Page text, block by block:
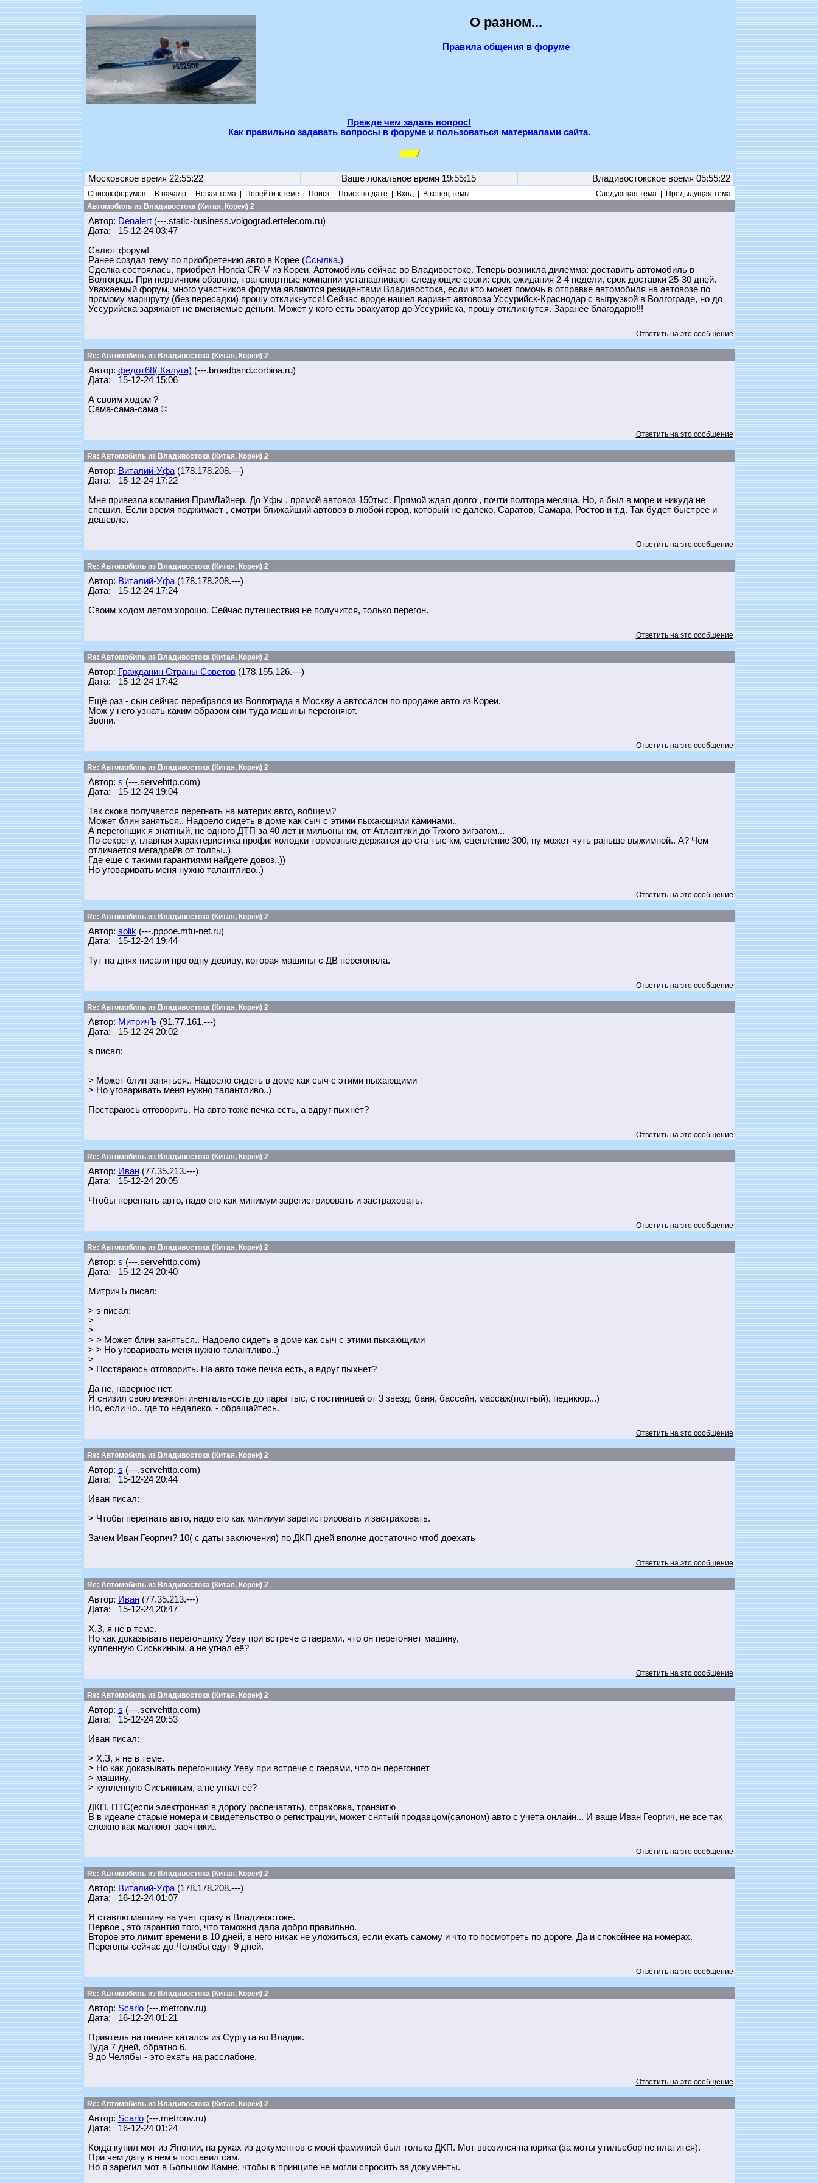
О разном...
Правила общения в форуме
Прежде чем задать вопрос!
Как правильно задавать вопросы в форуме и пользоваться материалами сайта.
Московское время 22:55:22 Ваше локальное время 19:55:15 Владивостокское время 05:55:22
Список форумов| В начало| Новая тема| Перейти к теме Поиск| Поиск по дате Вход| В конец темы Следующая тема|
Предыдущая тема
Автомобиль из Владивостока (Китая, Кореи) 2
Автор: Denalert(---.static-business.volgograd.ertelecom.ru)
Дата: 15-12-24 03:47
Салют форум!
Ранее создал тему по приобретению авто в Корее (Ссылка.)
Сделка состоялась, приобрёл Honda CR-V из Кореи. Автомобиль сейчас во Владивостоке. Теперь возникла дилемма: доставить автомобиль в
Волгоград. При первичном обзвоне, транспортные компании устанавливают следующие сроки: срок ожидания 2-4 недели, срок доставки 25-30 дней.
Уважаемый форум, много участников форума являются резидентами Владивостока, если кто может помочь в отправке автомобиля на автовозе по
прямому маршруту (без пересадки) прошу откликнутся! Сейчас вроде нашел вариант автовоза Уссурийск-Краснодар с выгрузкой в Волгограде, но до
Уссурийска заряжают не вменяемые деньги. Может у кого есть эвакуатор до Уссурийска, прошу откликнутся. Заранее благодарю!!!
Ответить на это сообщение
Re: Автомобиль из Владивостока (Китая, Кореи) 2
Автор: федот68( Калуга) (---.broadband.corbina.ru)
Дата: 15-12-24 15:06
А своим ходом ?
Сама-сама-сама ©
Ответить на это сообщение
Re: Автомобиль из Владивостока (Китая, Кореи) 2
Автор: Виталий-Уфа(178.178.208.---)
Дата: 15-12-24 17:22
Мне привезла компания ПримЛайнер. До Уфы , прямой автовоз 150тыс. Прямой ждал долго , почти полтора месяца. Но, я был в море и никуда не
спешил. Если время поджимает , смотри ближайший автовоз в любой город, который не далеко. Саратов, Самара, Ростов и т.д. Так будет быстрее и
дешевле.
Ответить на это сообщение
Re: Автомобиль из Владивостока (Китая, Кореи) 2
Автор: Виталий-Уфа(178.178.208.---)
Дата: 15-12-24 17:24
Своим ходом летом хорошо. Сейчас путешествия не получится, только перегон.
Ответить на это сообщение
Re: Автомобиль из Владивостока (Китая, Кореи) 2
Автор: Гражданин Страны Советов(178.155.126.---)
Дата: 15-12-24 17:42
Ещё раз - сын сейчас перебрался из Волгограда в Москву а автосалон по продаже авто из Кореи.
Мож у него узнать каким образом они туда машины перегоняют.
Звони.
Ответить на это сообщение
Re: Автомобиль из Владивостока (Китая, Кореи) 2
Автор: s (---.servehttp.com)
Дата: 15-12-24 19:04
Так скока получается перегнать на материк авто, вобщем?
Может блин заняться.. Надоело сидеть в доме как сыч с этими пыхающими каминами..
А перегонщик я знатный, не одного ДТП за 40 лет и мильоны км, от Атлантики до Тихого зигзагом...
По секрету, главная характеристика профи: колодки тормозные держатся до ста тыс км, сцепление 300, ну может чуть раньше выжимной.. А? Чем
отличается мегадрайв от толпы..)
Где еще с такими гарантиями найдете довоз..))
Но уговаривать меня нужно талантливо..)
Ответить на это сообщение
Re: Автомобиль из Владивостока (Китая, Кореи) 2
Автор: solik (---.pppoe.mtu-net.ru)
Дата: 15-12-24 19:44
Тут на днях писали про одну девицу, которая машины с ДВ перегоняла.
Ответить на это сообщение
Re: Автомобиль из Владивостока (Китая, Кореи) 2
Автор: МитричЪ (91.77.161.---)
Дата: 15-12-24 20:02
s писал:
> Может блин заняться.. Надоело сидеть в доме как сыч с этими пыхающими
> Но уговаривать меня нужно талантливо..)
Постараюсь отговорить. На авто тоже печка есть, а вдруг пыхнет?
Ответить на это сообщение
Re: Автомобиль из Владивостока (Китая, Кореи) 2
Автор: Иван(77.35.213.---)
Дата: 15-12-24 20:05
Чтобы перегнать авто, надо его как минимум зарегистрировать и застраховать.
Ответить на это сообщение
Re: Автомобиль из Владивостока (Китая, Кореи) 2
Автор: s (---.servehttp.com)
Дата: 15-12-24 20:40
МитричЪ писал:
> s писал:
>
>
> > Может блин заняться.. Надоело сидеть в доме как сыч с этими пыхающими
> > Но уговаривать меня нужно талантливо..)
>
> Постараюсь отговорить. На авто тоже печка есть, а вдруг пыхнет?
Да не, наверное нет.
Я снизил свою межконтинентальность до пары тыс, с гостиницей от 3 звезд, баня, бассейн, массаж(полный), педикюр...)
Но, если чо.. где то недалеко, - обращайтесь.
Ответить на это сообщение
Re: Автомобиль из Владивостока (Китая, Кореи) 2
Автор: s (---.servehttp.com)
Дата: 15-12-24 20:44
Иван писал:
> Чтобы перегнать авто, надо его как минимум зарегистрировать и застраховать.
Зачем Иван Георгич? 10( с даты заключения) по ДКП дней вполне достаточно чтоб доехать
Ответить на это сообщение
Re: Автомобиль из Владивостока (Китая, Кореи) 2
Автор: Иван(77.35.213.---)
Дата: 15-12-24 20:47
Х.З, я не в теме.
Но как доказывать перегонщику Уеву при встрече с гаерами, что он перегоняет машину,
купленную Сиськиным, а не угнал её?
Ответить на это сообщение
Re: Автомобиль из Владивостока (Китая, Кореи) 2
Автор: s (---.servehttp.com)
Дата: 15-12-24 20:53
Иван писал:
> Х.З, я не в теме.
> Но как доказывать перегонщику Уеву при встрече с гаерами, что он перегоняет
> машину,
> купленную Сиськиным, а не угнал её?
ДКП, ПТС(если электронная в дорогу распечатать), страховка, транзитю
В в идеале старые номера и свидетельство о регистрации, может снятый продавцом(салоном) авто с учета онлайн... И ваще Иван Георгич, не все так
сложно как малюют заочники..
Ответить на это сообщение
Re: Автомобиль из Владивостока (Китая, Кореи) 2
Автор: Виталий-Уфа(178.178.208.---)
Дата: 16-12-24 01:07
Я ставлю машину на учет сразу в Владивостоке.
Первое , это гарантия того, что таможня дала добро правильно.
Второе это лимит времени в 10 дней, в него никак не уложиться, если ехать самому и что то посмотреть по дороге. Да и спокойнее на номерах.
Перегоны сейчас до Челябы едут 9 дней.
Ответить на это сообщение
Re: Автомобиль из Владивостока (Китая, Кореи) 2
Автор: Scarlo(---.metronv.ru)
Дата: 16-12-24 01:21
Приятель на пинине катался из Сургута во Владик.
Туда 7 дней, обратно 6.
9 до Челябы - это ехать на расслабоне.
Ответить на это сообщение
Re: Автомобиль из Владивостока (Китая, Кореи) 2
Автор: Scarlo(---.metronv.ru)
Дата: 16-12-24 01:24
Когда купил мот из Японии, на руках из документов с моей фамилией был только ДКП. Мот ввозился на юрика (за моты утильсбор не платится).
При чем дату в нем я поставил сам.
Но я зарегил мот в Большом Камне, чтобы в принципе не могли спросить за документы.